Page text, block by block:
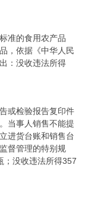
准的食用农产品
，依据《中华人民
：没收违法所得
或检验报告复印件
当事人销售不能提
进货台账和销售台
督管理的特别规
；没收违法所得357